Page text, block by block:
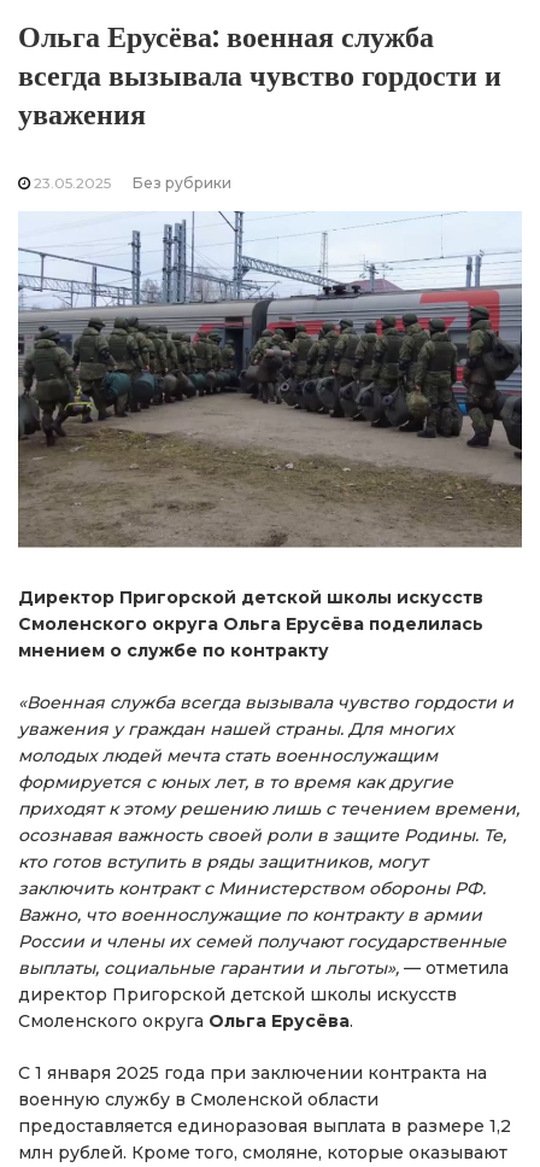
Ольга Ерусёва: военная служба
всегда вызывала чувство гордости и
уважения
23.05.2025 Без рубрики
Директор Пригорской детской школы искусств
Смоленского округа Ольга Ерусёва поделилась
мнением о службе по контракту
«Военная служба всегда вызывала чувство гордости и
уважения у граждан нашей страны. Для многих
молодых людей мечта стать военнослужащим
формируется с юных лет, в то время как другие
приходят к этому решению лишь с течением времени,
осознавая важность своей роли в защите Родины. Те,
кто готов вступить в ряды защитников, могут
заключить контракт с Министерством обороны РФ.
Важно, что военнослужащие по контракту в армии
России и члены их семей получают государственные
выплаты, социальные гарантии и льготы», — отметила
директор Пригорской детской школы искусств
Смоленского округа Ольга Ерусёва.
С 1 января 2025 года при заключении контракта на
военную службу в Смоленской области
предоставляется единоразовая выплата в размере 1,2
млн рублей. Кроме того, смоляне, которые оказывают